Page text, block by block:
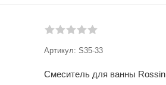
Артикул: S35-33
Смеситель для ванны